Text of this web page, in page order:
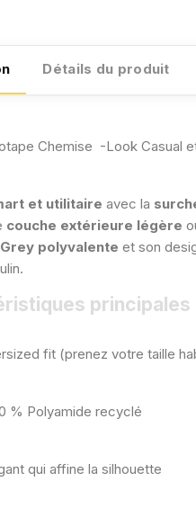
Détails du produit
Chemise -Look Casual
et utilitaire avec la
couche extérieure légère
polyvalente et son
principales
fit (prenez votre taille
% Polyamide recyclé
qui affine la silhouette